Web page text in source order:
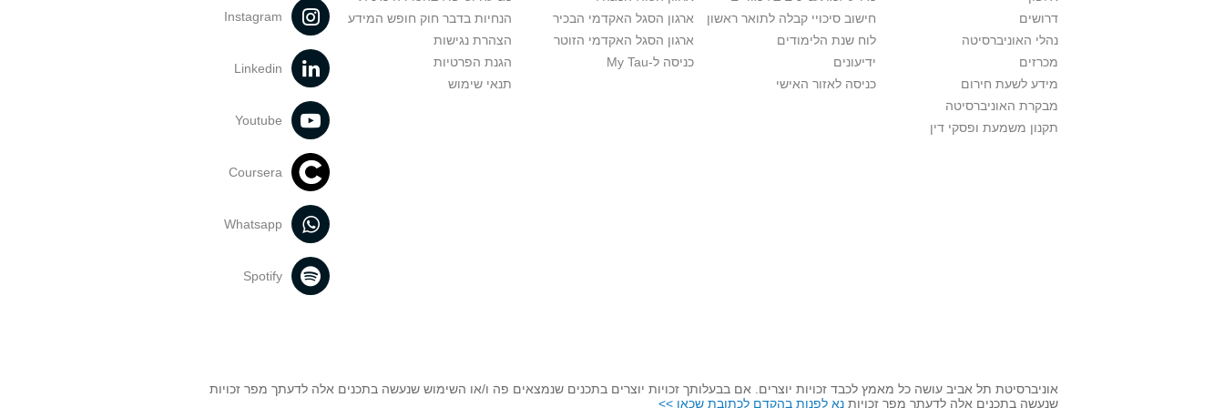
דרושים
נהלי האוניברסיטה
מכרזים
מידע לשעת חירום
מבקרת האוניברסיטה
תקנון משמעת ופסקי דין
חישוב סיכויי קבלה לתואר ראשון
לוח שנת הלימודים
ידיעונים
כניסה לאזור האישי
ארגון הסגל האקדמי הבכיר
ארגון הסגל האקדמי הזוטר
כניסה ל-My Tau
הנחיות בדבר חוק חופש המידע
הצהרת נגישות
הגנת הפרטיות
תנאי שימוש
Instagram
Linkedin
Youtube
Coursera
Whatsapp
Spotify
אוניברסיטת תל אביב עושה כל מאמץ לכבד זכויות יוצרים. אם בבעלותך זכויות יוצרים בתכנים שנמצאים פה ו/או השימוש שנעשה בתכנים אלה לדעתך מפר זכויות
שנעשה בתכנים אלה לדעתך מפר זכויות נא לפנות בהקדם לכתובת שכאן >>